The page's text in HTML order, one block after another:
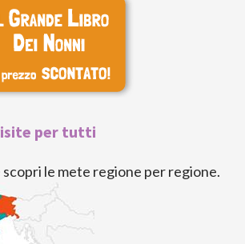
per tutti
scopri le mete regione per regione.